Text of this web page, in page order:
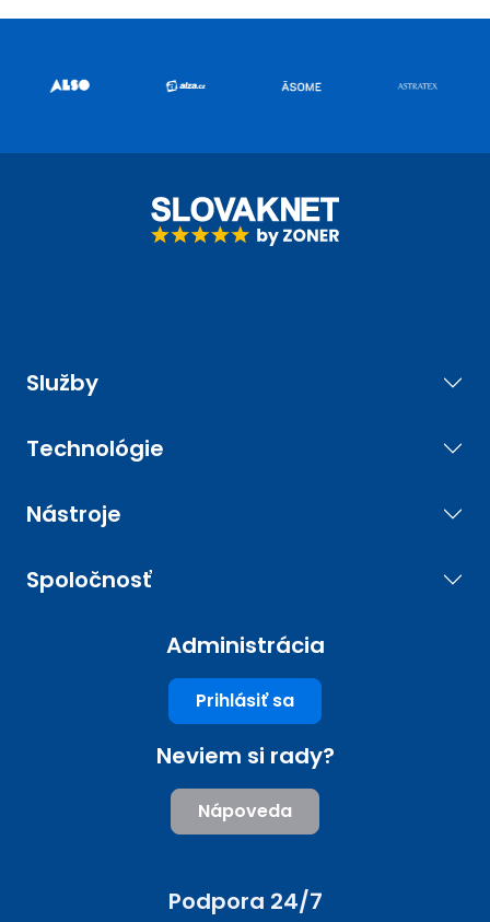
Služby
Technológie
Nástroje
Spoločnosť
Administrácia
Prihlásiť sa
Neviem si rady?
Nápoveda
Podpora 24/7